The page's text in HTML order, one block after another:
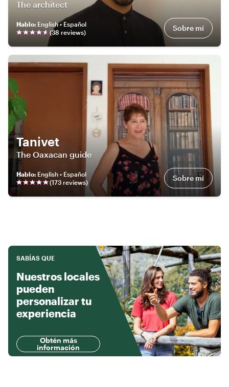
The architect
Hablo: English • Español
(38 reviews) Sobre mí
Tanivet
The Oaxacan guide
Hablo: English • Español
(173 reviews) Sobre mí
SABÍAS QUE
Nuestros locales
pueden
personalizar tu
experiencia
Obtén más
información